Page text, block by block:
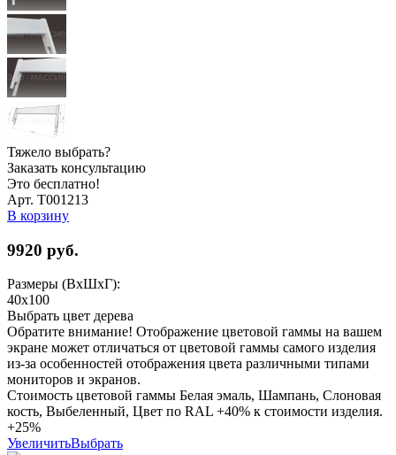
Тяжело выбрать?
Заказать консультацию
Это бесплатно!
Арт. Т001213
В корзину
9920 руб.
Размеры (ВхШхГ):
40x100
Выбрать цвет дерева
Обратите внимание! Отображение цветовой гаммы на вашем
экране может отличаться от цветовой гаммы самого изделия
из-за особенностей отображения цвета различными типами
мониторов и экранов.
Стоимость цветовой гаммы Белая эмаль, Шампань, Слоновая
кость, Выбеленный, Цвет по RAL +40% к стоимости изделия.
+25%
УвеличитьВыбрать